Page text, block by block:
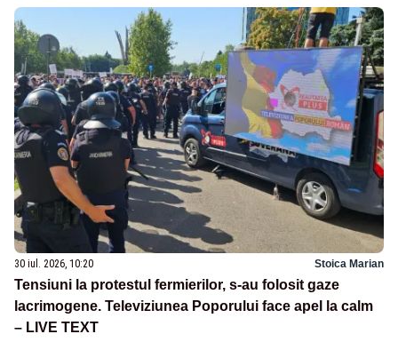
30 iul. 2026, 10:20 Stoica Marian
Tensiuni la protestul fermierilor, s-au folosit gaze
lacrimogene. Televiziunea Poporului face apel la calm
– LIVE TEXT